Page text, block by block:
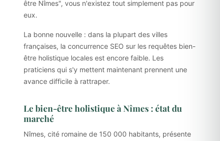
être Nîmes", vous n'existez tout simplement pas pour
eux.
La bonne nouvelle : dans la plupart des villes
françaises, la concurrence SEO sur les requêtes bien-
être holistique locales est encore faible. Les
praticiens qui s'y mettent maintenant prennent une
avance difficile à rattraper.
Le bien-être holistique à Nîmes : état du
marché
Nîmes, cité romaine de 150 000 habitants, présente